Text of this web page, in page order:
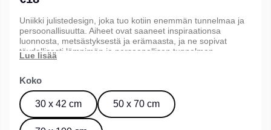
Uniikki julistedesign, joka tuo kotiin enemmän tunnelmaa ja
persoonallisuutta. Aiheet ovat saaneet inspiraationsa
luonnosta, metsästyksestä ja erämaasta, ja ne sopivat
täydellisesti lämpimän ja persoonallisen tunnelman
luomiseen kotiin, mökille tai toimistoon. Saatavana kolmessa
Koko
30 x 42 cm 50 x 70 cm